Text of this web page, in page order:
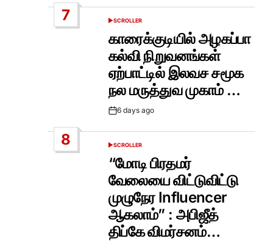
7
POSTED
SCROLLER
காரைக்குடியில் அழகப்பா
கல்வி நிறுவனங்கள்
ஏற்பாட்டில் இலவச சமூக
நல மருத்துவ முகாம் …
Post6 days ago
8
POSTED
SCROLLER
“மோடி பிரதமர்
வேலையை விட்டுவிட்டு
முழுநேர Influencer
ஆகலாம்” : அபிஜீத்
திப்கே விமர்சனம்…